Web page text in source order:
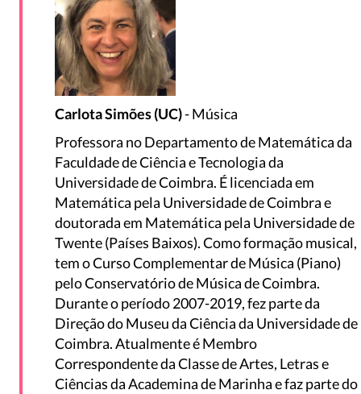
Carlota Simões (UC)- Música
Professora no Departamento de Matemática da
Faculdade de Ciência e Tecnologia da
Universidade de Coimbra. É licenciada em
Matemática pela Universidade de Coimbra e
doutorada em Matemática pela Universidade de
Twente (Países Baixos). Como formação musical,
tem o Curso Complementar de Música (Piano)
pelo Conservatório de Música de Coimbra.
Durante o período 2007-2019, fez parte da
Direção do Museu da Ciência da Universidade de
Coimbra. Atualmente é Membro
Correspondente da Classe de Artes, Letras e
Ciências da Academina de Marinha e faz parte do